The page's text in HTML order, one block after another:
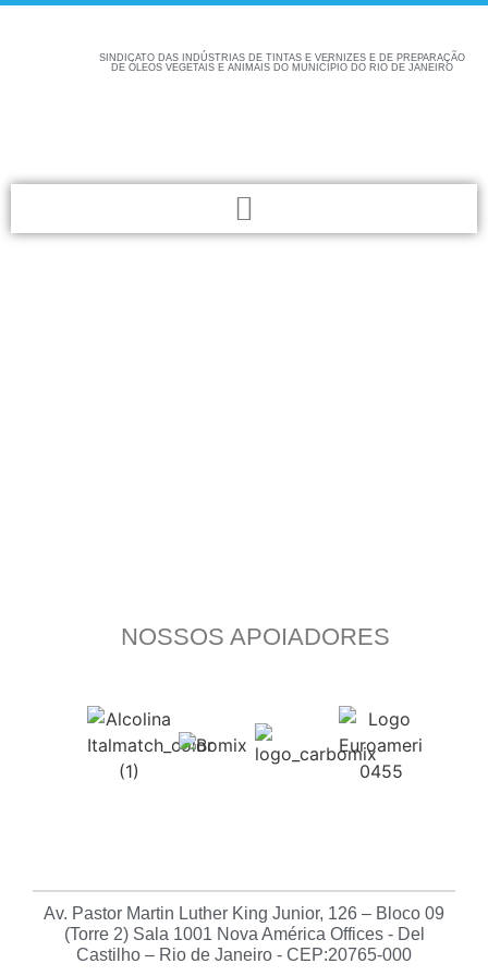
SINDICATO DAS INDÚSTRIAS DE TINTAS E VERNIZES E DE PREPARAÇÃO
DE ÓLEOS VEGETAIS E ANIMAIS DO MUNICÍPIO DO RIO DE JANEIRO
NOSSOS APOIADORES
Av. Pastor Martin Luther King Junior, 126 – Bloco 09
(Torre 2) Sala 1001 Nova América Offices - Del
Castilho – Rio de Janeiro - CEP:20765-000